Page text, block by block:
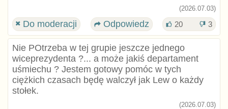
(2026.07.03)
Do moderacji Odpowiedz 20 3
Nie POtrzeba w tej grupie jeszcze jednego
wiceprezydenta ?... a może jakiś departament
uśmiechu ? Jestem gotowy pomóc w tych
ciężkich czasach będę walczył jak Lew o każdy
stołek.
(2026.07.03)